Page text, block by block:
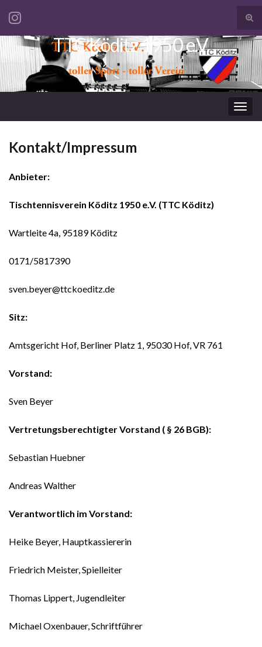
Search for:
TTC Köditz 1950 e.V.
Kontakt/Impressum
Anbieter:
Tischtennisverein Köditz 1950 e.V. (TTC Köditz)
Wartleite 4a, 95189 Köditz
0171/5817390
sven.beyer@ttckoeditz.de
Sitz:
Amtsgericht Hof, Berliner Platz 1, 95030 Hof, VR 761
Vorstand:
Sven Beyer
Vertretungsberechtigter Vorstand ( § 26 BGB):
Sebastian Huebner
Andreas Walther
Verantwortlich im Vorstand:
Heike Beyer, Hauptkassiererin
Friedrich Meister, Spielleiter
Thomas Lippert, Jugendleiter
Michael Oxenbauer, Schriftführer